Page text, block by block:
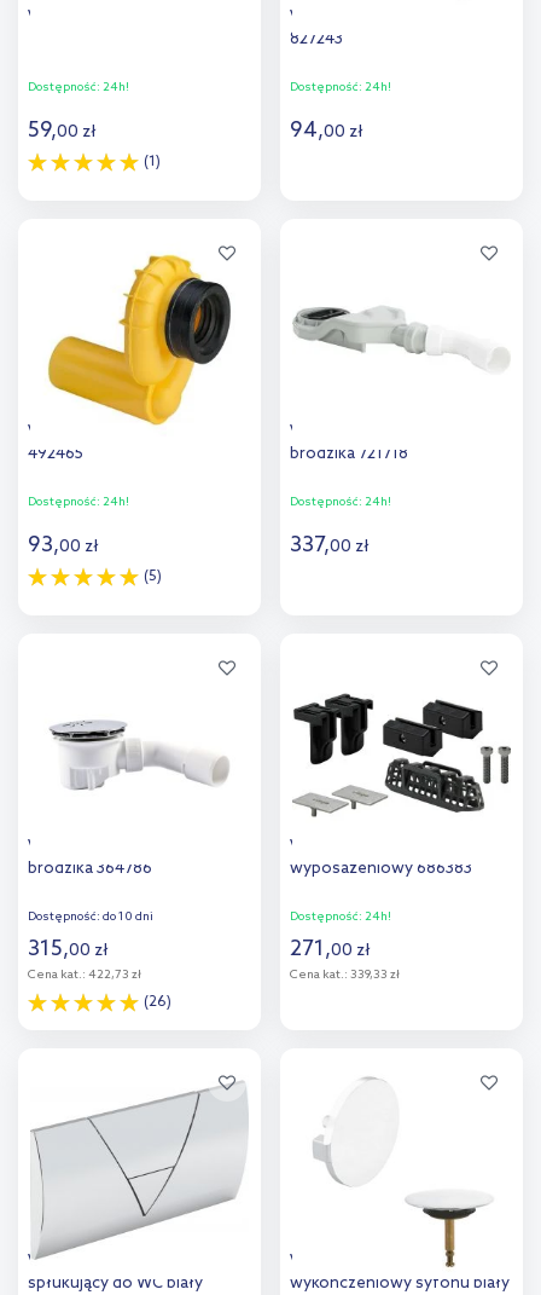
Viega Advantix sitko 686338
Dostępność: 24h!
59,00 zł
(1)
Viega Advantix syfon suchy
827243
Dostępność: 24h!
94,00 zł
Viega syfon do pisuaru
492465
Dostępność: 24h!
93,00 zł
(5)
Viega Advantix syfon do
brodzika 721718
Dostępność: 24h!
337,00 zł
Viega Tempoplex syfon do
brodzika 364786
Dostępność: do 10 dni
315,00 zł
Cena kat.: 422,73 zł
(26)
Viega Advantix Vario zestaw
wyposażeniowy 686383
Dostępność: 24h!
271,00 zł
Cena kat.: 339,33 zł
Viega Visign przycisk
spłukujący do WC biały
Viega Multiplex zestaw
wykończeniowy syfonu biały